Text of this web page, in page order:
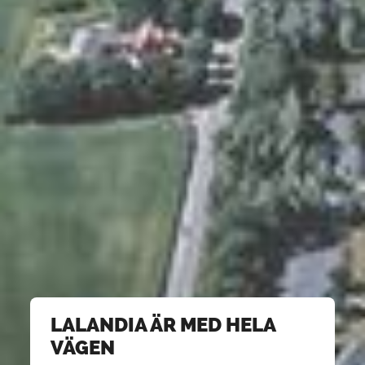
LALANDIA ÄR MED HELA
VÄGEN